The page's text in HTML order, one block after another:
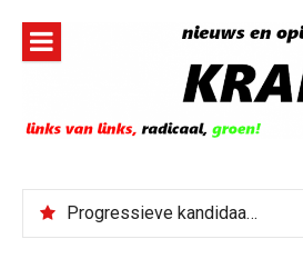
inhoud
Progressieve kandidaat El-Sayed senaatskandidaat Michigan